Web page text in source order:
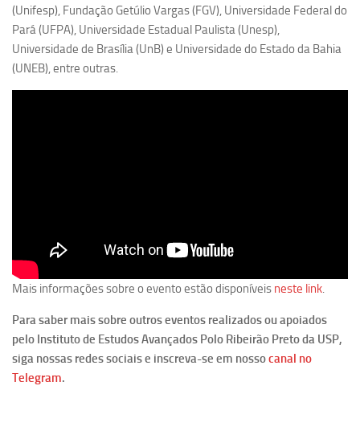
Publicações
Clipping
Documentos
Relatórios
(Unifesp), Fundação Getúlio Vargas (FGV), Universidade Federal do
Pará (UFPA), Universidade Estadual Paulista (Unesp),
Universidade de Brasília (UnB) e Universidade do Estado da Bahia
(UNEB), entre outras.
Mais informações sobre o evento estão disponíveis neste link.
Para saber mais sobre outros eventos realizados ou apoiados
pelo Instituto de Estudos Avançados Polo Ribeirão Preto da USP,
siga nossas redes sociais e inscreva-se em nossocanal no
Telegram.